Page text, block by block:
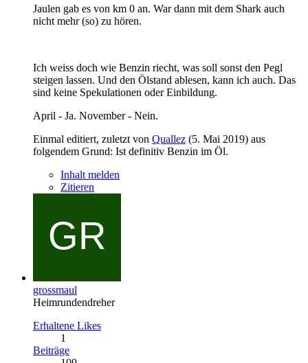
Jaulen gab es von km 0 an. War dann mit dem Shark auch
nicht mehr (so) zu hören.
Ich weiss doch wie Benzin riecht, was soll sonst den Pegl
steigen lassen. Und den Ölstand ablesen, kann ich auch. Das
sind keine Spekulationen oder Einbildung.
April - Ja. November - Nein.
Einmal editiert, zuletzt von Quallez (5. Mai 2019) aus
folgendem Grund: Ist definitiv Benzin im Öl.
Inhalt melden
Zitieren
grossmaul
Heimrundendreher
Erhaltene Likes
1
Beiträge